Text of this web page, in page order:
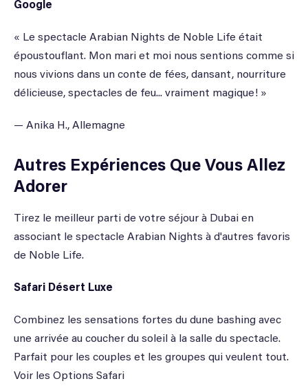
Google
« Le spectacle Arabian Nights de Noble Life était
époustouflant. Mon mari et moi nous sentions comme si
nous vivions dans un conte de fées, dansant, nourriture
délicieuse, spectacles de feu... vraiment magique! »
— Anika H., Allemagne
Autres Expériences Que Vous Allez
Adorer
Tirez le meilleur parti de votre séjour à Dubai en
associant le spectacle Arabian Nights à d'autres favoris
de Noble Life.
Safari Désert Luxe
Combinez les sensations fortes du dune bashing avec
une arrivée au coucher du soleil à la salle du spectacle.
Parfait pour les couples et les groupes qui veulent tout.
Voir les Options Safari